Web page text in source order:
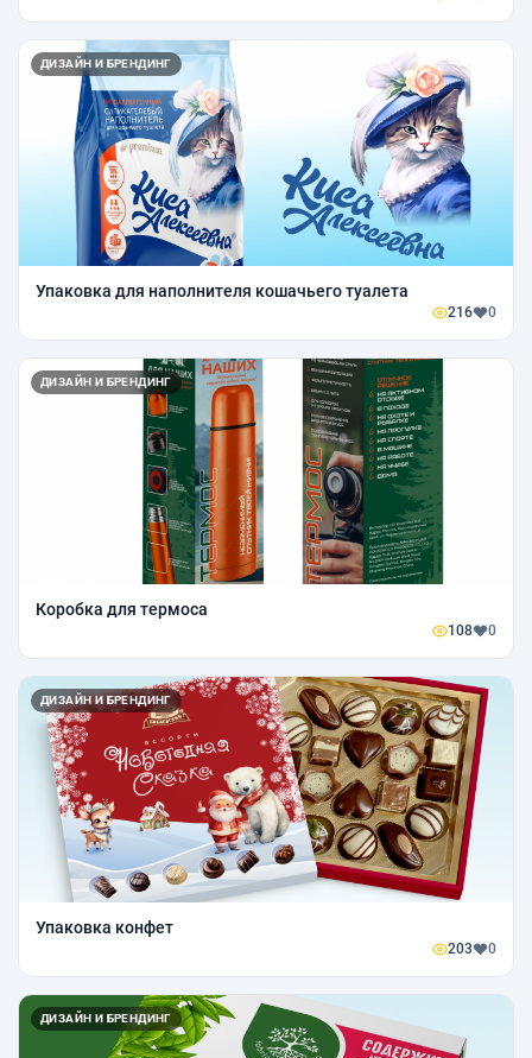
ДИЗАЙН И БРЕНДИНГ
Упаковка для наполнителя кошачьего туалета
216 0
ДИЗАЙН И БРЕНДИНГ
Коробка для термоса
108 0
ДИЗАЙН И БРЕНДИНГ
Упаковка конфет
203 0
ДИЗАЙН И БРЕНДИНГ